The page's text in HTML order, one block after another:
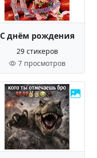
С днём рождения
29 стикеров
7 просмотров